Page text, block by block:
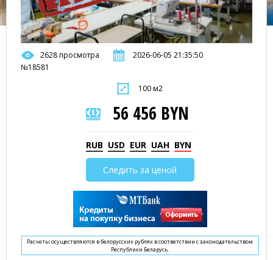
2628 просмотра
2026-06-05 21:35:50
№18581
100 м2
56 456 BYN
RUB USD EUR UAH BYN
Следить за ценой
Расчеты осуществляются в белорусских рублях в соответствии с законодательством
Республики Беларусь.